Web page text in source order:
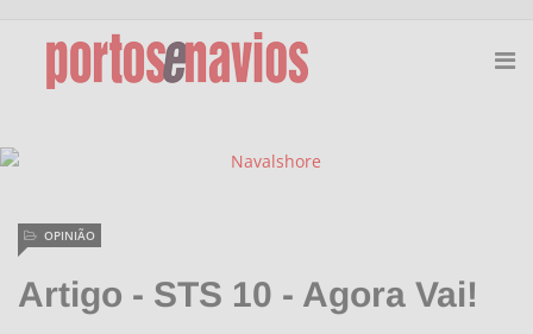
Artigo - STS 10 - Agora Vai!
OPINIÃO